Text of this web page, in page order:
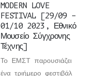
MODERN LOVE
FESTIVAL [29/09 –
01/10 2023, Εθνικό
Μουσείο Σύγχρονης
Τέχνης]
Το ΕΜΣΤ παρουσιάζει
ένα τριήμερο φεστιβάλ